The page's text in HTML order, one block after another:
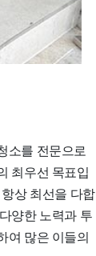
소를 전문으로
최우선 목표입
상 최선을 다합
양한 노력과 투
여 많은 이들의